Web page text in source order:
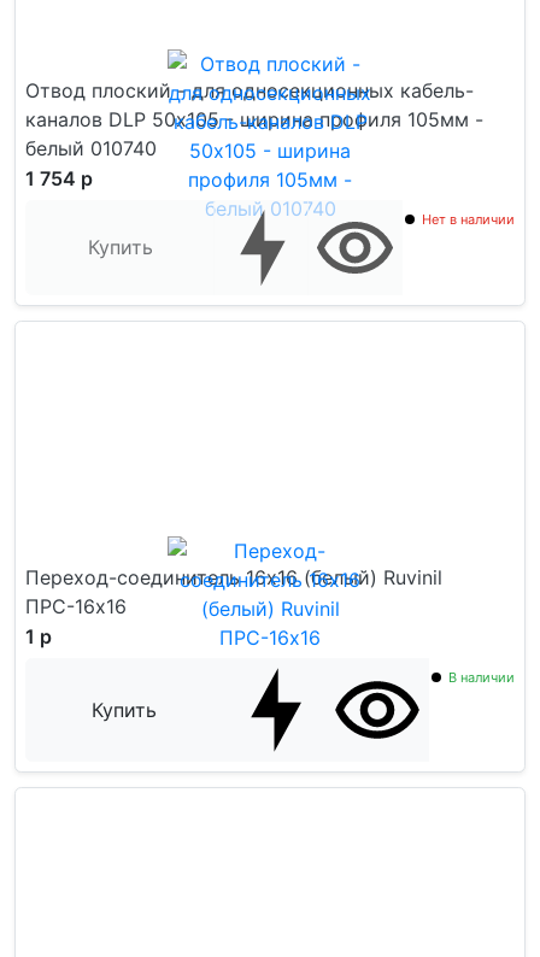
Отвод плоский - для односекционных кабель-
каналов DLP 50х105 - ширина профиля 105мм -
белый 010740
1 754 р
Купить
Нет в наличии
Переход-соединитель 16х16 (белый) Ruvinil
ПРС-16х16
1 р
Купить
В наличии